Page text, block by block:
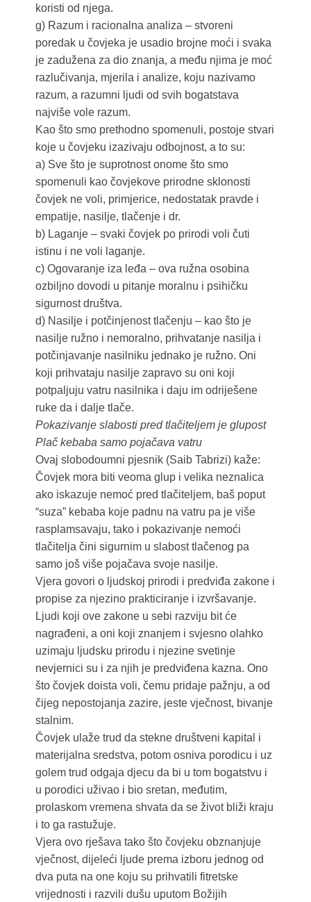
koristi od njega.
g) Razum i racionalna analiza – stvoreni
poredak u čovjeka je usadio brojne moći i svaka
je zadužena za dio znanja, a među njima je moć
razlučivanja, mjerila i analize, koju nazivamo
razum, a razumni ljudi od svih bogatstava
najviše vole razum.
Kao što smo prethodno spomenuli, postoje stvari
koje u čovjeku izazivaju odbojnost, a to su:
a) Sve što je suprotnost onome što smo
spomenuli kao čovjekove prirodne sklonosti
čovjek ne voli, primjerice, nedostatak pravde i
empatije, nasilje, tlačenje i dr.
b) Laganje – svaki čovjek po prirodi voli čuti
istinu i ne voli laganje.
c) Ogovaranje iza leđa – ova ružna osobina
ozbiljno dovodi u pitanje moralnu i psihičku
sigurnost društva.
d) Nasilje i potčinjenost tlačenju – kao što je
nasilje ružno i nemoralno, prihvatanje nasilja i
potčinjavanje nasilniku jednako je ružno. Oni
koji prihvataju nasilje zapravo su oni koji
potpaljuju vatru nasilnika i daju im odriješene
ruke da i dalje tlače.
Pokazivanje slabosti pred tlačiteljem je glupost
Plač kebaba samo pojačava vatru
Ovaj slobodoumni pjesnik (Saib Tabrizi) kaže:
Čovjek mora biti veoma glup i velika neznalica
ako iskazuje nemoć pred tlačiteljem, baš poput
“suza” kebaba koje padnu na vatru pa je više
rasplamsavaju, tako i pokazivanje nemoći
tlačitelja čini sigurnim u slabost tlačenog pa
samo još više pojačava svoje nasilje.
Vjera govori o ljudskoj prirodi i predviđa zakone i
propise za njezino prakticiranje i izvršavanje.
Ljudi koji ove zakone u sebi razviju bit će
nagrađeni, a oni koji znanjem i svjesno olahko
uzimaju ljudsku prirodu i njezine svetinje
nevjernici su i za njih je predviđena kazna. Ono
što čovjek doista voli, čemu pridaje pažnju, a od
čijeg nepostojanja zazire, jeste vječnost, bivanje
stalnim.
Čovjek ulaže trud da stekne društveni kapital i
materijalna sredstva, potom osniva porodicu i uz
golem trud odgaja djecu da bi u tom bogatstvu i
u porodici uživao i bio sretan, međutim,
prolaskom vremena shvata da se život bliži kraju
i to ga rastužuje.
Vjera ovo rješava tako što čovjeku obznanjuje
vječnost, dijeleći ljude prema izboru jednog od
dva puta na one koju su prihvatili fitretske
vrijednosti i razvili dušu uputom Božijih